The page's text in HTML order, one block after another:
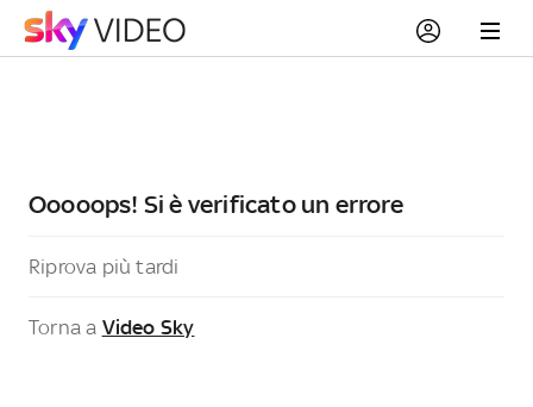
Ooooops! Si è verificato un errore
Riprova più tardi
Torna a Video Sky